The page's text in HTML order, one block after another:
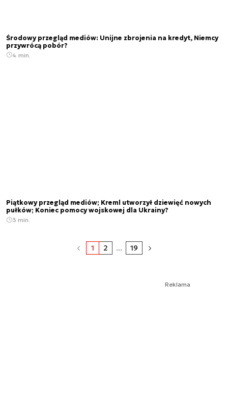
Środowy przegląd mediów: Unijne zbrojenia na kredyt, Niemcy
przywrócą pobór?
4 min.
Piątkowy przegląd mediów; Kreml utworzył dziewięć nowych
pułków; Koniec pomocy wojskowej dla Ukrainy?
3 min.
1 2 ... 19
Reklama